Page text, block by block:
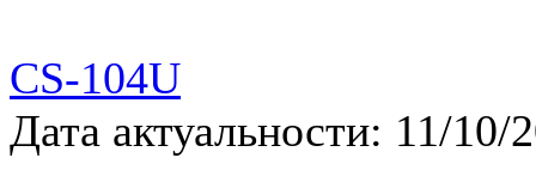
CS-104U
Дата актуальности: 11/10/